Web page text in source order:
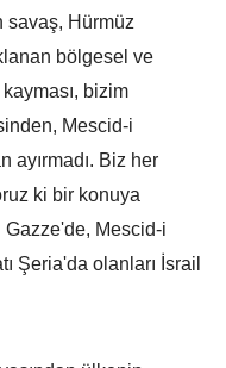
savaş, Hürmüz
bölgesel ve
bizim
Mescid-i
ayırmadı. Biz her
ki bir konuya
Gazze'de, Mescid-i
Şeria'da olanları İsrail